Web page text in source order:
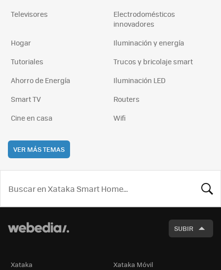
Televisores
Electrodomésticos
innovadores
Hogar
Iluminación y energía
Tutoriales
Trucos y bricolaje smart
Ahorro de Energía
Iluminación LED
Smart TV
Routers
Cine en casa
Wifi
VER MÁS TEMAS
SUBIR
Xataka Xataka Móvil